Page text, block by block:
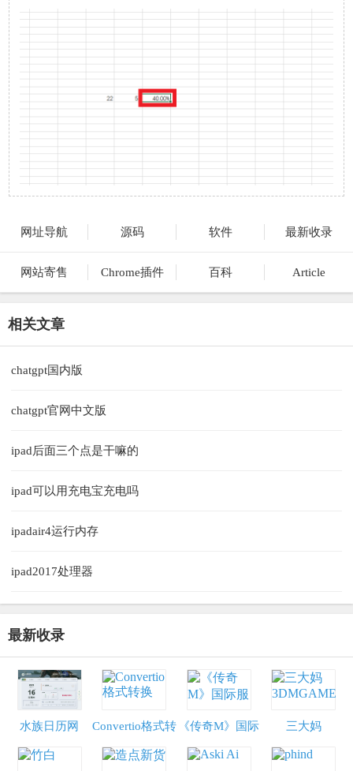
网址导航 源码 软件 最新收录
网站寄售 Chrome插件 百科 Article
相关文章
chatgpt国内版
chatgpt官网中文版
ipad后面三个点是干嘛的
ipad可以用充电宝充电吗
ipadair4运行内存
ipad2017处理器
最新收录
水族日历网 Convertio格式转
换
《传奇M》国际
服
三大妈
3DMGAME